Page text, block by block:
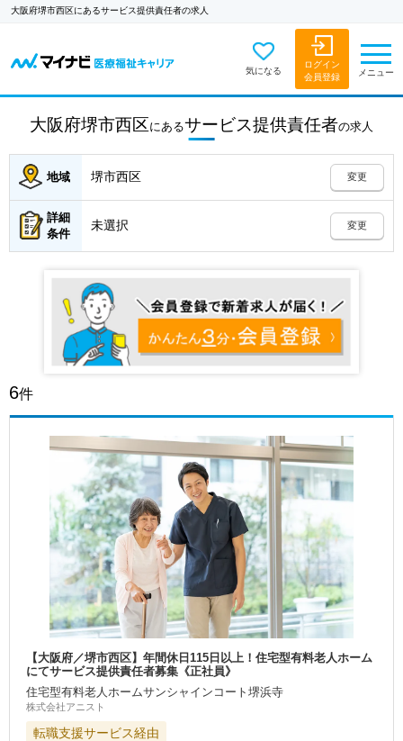
大阪府堺市西区にあるサービス提供責任者の求人
気になる
ログイン
会員登録
メニュー
大阪府堺市西区にあるサービス提供責任者の求人
地域 堺市西区 変更
詳細
条件
未選択 変更
6件
【大阪府／堺市西区】年間休日115日以上！住宅型有料老人ホーム
にてサービス提供責任者募集《正社員》
住宅型有料老人ホームサンシャインコート堺浜寺
株式会社アニスト
転職支援サービス経由